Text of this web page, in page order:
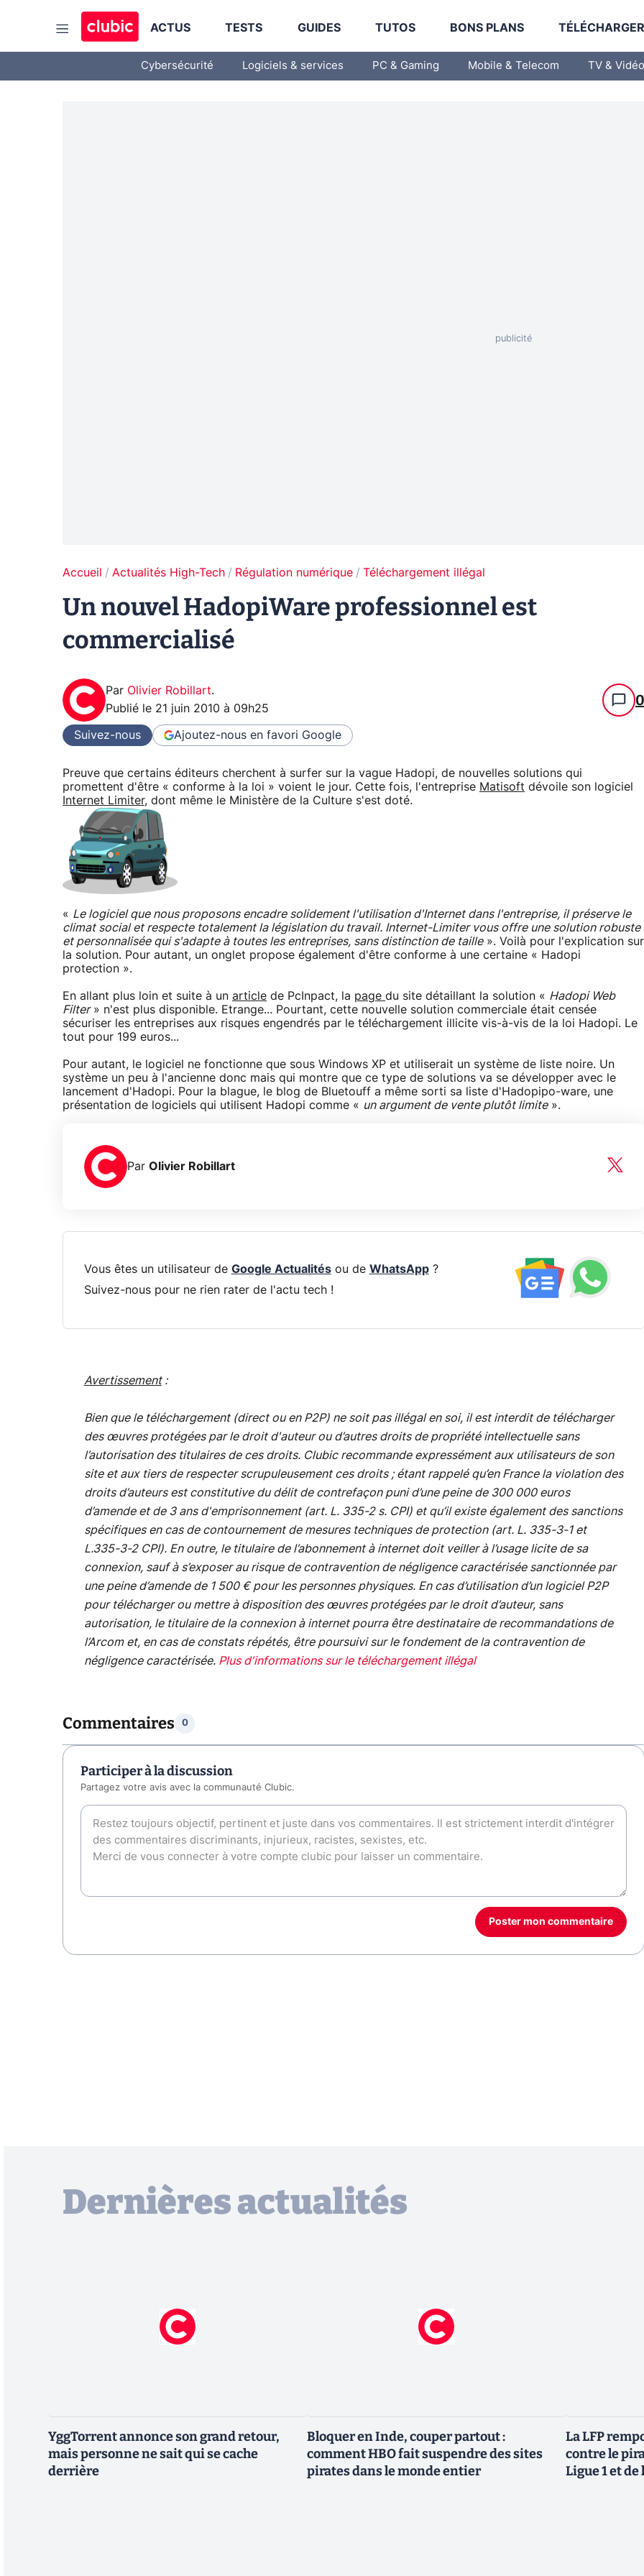
ACTUS TESTS GUIDES TUTOS BONS PLANS
Cybersécurité Logiciels & services PC & Gaming Mobile & Telecom TV & Vidéo
Accueil Actualités High-Tech Régulation numérique Téléchargement illégal
Un nouvel HadopiWare professionnel est
commercialisé
Par Olivier Robillart.
Publié le 21 juin 2010 à 09h25 0
Suivez-nous Ajoutez-nous en favori Google
Preuve que certains éditeurs cherchent à surfer sur la vague Hadopi, de nouvelles solutions qui
promettent d'être « conforme à la loi » voient le jour. Cette fois, l'entreprise Matisoft dévoile son logiciel
Internet Limiter, dont même le Ministère de la Culture s'est doté.
« Le logiciel que nous proposons encadre solidement l'utilisation d'Internet dans l'entreprise, il préserve le
climat social et respecte totalement la législation du travail. Internet-Limiter vous offre une solution robuste
et personnalisée qui s'adapte à toutes les entreprises, sans distinction de taille». Voilà pour l'explication sur
la solution. Pour autant, un onglet propose également d'être conforme à une certaine « Hadopi
protection ».
En allant plus loin et suite à un article de PcInpact, la page du site détaillant la solution « Hadopi Web
Filter» n'est plus disponible. Etrange... Pourtant, cette nouvelle solution commerciale était censée
sécuriser les entreprises aux risques engendrés par le téléchargement illicite vis-à-vis de la loi Hadopi. Le
tout pour 199 euros...
Pour autant, le logiciel ne fonctionne que sous Windows XP et utiliserait un système de liste noire. Un
système un peu à l'ancienne donc mais qui montre que ce type de solutions va se développer avec le
lancement d'Hadopi. Pour la blague, le blog de Bluetouff a même sorti sa liste d'Hadopipo-ware, une
présentation de logiciels qui utilisent Hadopi comme « un argument de vente plutôt limite».
Par Olivier Robillart
Vous êtes un utilisateur de Google Actualitésou de WhatsApp?
Suivez-nous pour ne rien rater de l'actu tech !
Avertissement:
Bien que le téléchargement (direct ou en P2P) ne soit pas illégal en soi, il est interdit de télécharger
des œuvres protégées par le droit d'auteur ou d’autres droits de propriété intellectuelle sans
l’autorisation des titulaires de ces droits. Clubic recommande expressément aux utilisateurs de son
site et aux tiers de respecter scrupuleusement ces droits ; étant rappelé qu’en France la violation des
droits d’auteurs est constitutive du délit de contrefaçon puni d’une peine de 300 000 euros
d’amende et de 3 ans d'emprisonnement (art. L. 335-2 s. CPI) et qu’il existe également des sanctions
spécifiques en cas de contournement de mesures techniques de protection (art. L. 335-3-1 et
L.335-3-2 CPI). En outre, le titulaire de l’abonnement à internet doit veiller à l’usage licite de sa
connexion, sauf à s’exposer au risque de contravention de négligence caractérisée sanctionnée par
une peine d’amende de 1 500 € pour les personnes physiques. En cas d’utilisation d’un logiciel P2P
pour télécharger ou mettre à disposition des œuvres protégées par le droit d’auteur, sans
autorisation, le titulaire de la connexion à internet pourra être destinataire de recommandations de
l’Arcom et, en cas de constats répétés, être poursuivi sur le fondement de la contravention de
négligence caractérisée. Plus d'informations sur le téléchargement illégal
Commentaires 0
Participer à la discussion
Partagez votre avis avec la communauté Clubic.
Poster mon commentaire
Dernières actualités
YggTorrent annonce son grand retour,
mais personne ne sait qui se cache
derrière
Bloquer en Inde, couper partout :
comment HBO fait suspendre des sites
pirates dans le monde entier
La LFP
contre le
Ligue 1 et de